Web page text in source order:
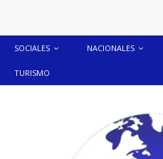
SOCIALES NACIONALES
TURISMO